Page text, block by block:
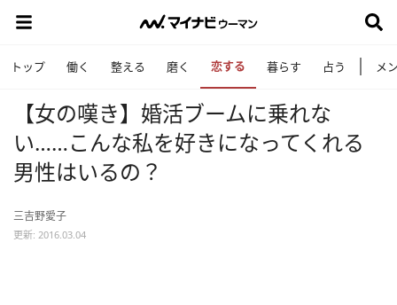
トップ 働く 整える 磨く 恋する 暮らす 占う メ
【女の嘆き】婚活ブームに乗れな
い……こんな私を好きになってくれる
男性はいるの？
三吉野愛子
更新: 2016.03.04